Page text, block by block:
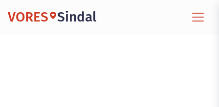
VORES Sindal